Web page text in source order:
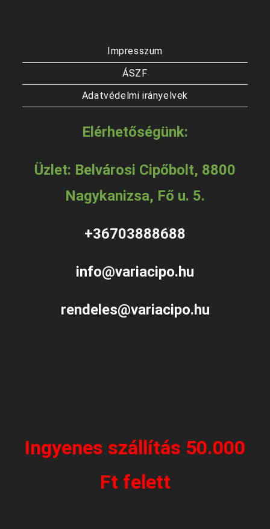
Impresszum
ÁSZF
Adatvédelmi irányelvek
Elérhetőségünk:
Üzlet: Belvárosi Cipőbolt, 8800
Nagykanizsa, Fő u. 5.
+36703888688
info@variacipo.hu
rendeles@variacipo.hu
Ingyenes szállítás 50.000
Ft felett